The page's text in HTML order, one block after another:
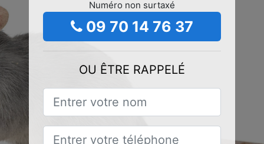
Numéro non surtaxé
09 70 14 76 37
OU ÊTRE RAPPELÉ